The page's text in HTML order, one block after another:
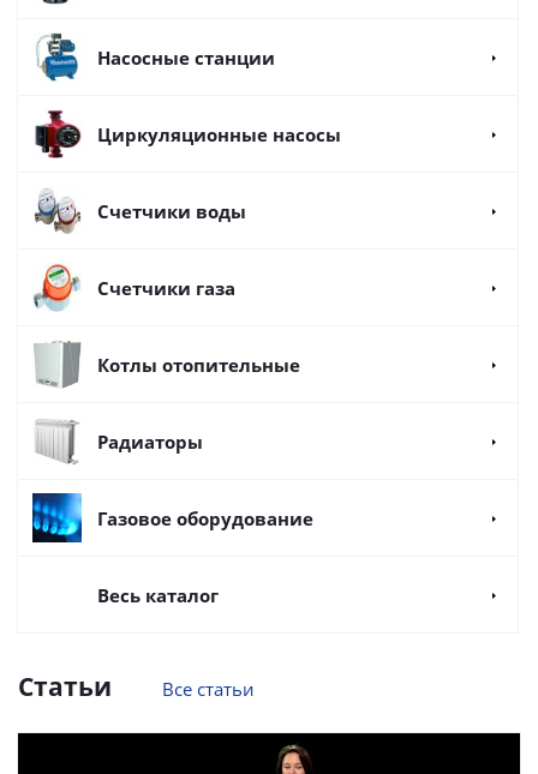
Насосные станции
Циркуляционные насосы
Счетчики воды
Счетчики газа
Котлы отопительные
Радиаторы
Газовое оборудование
Весь каталог
Статьи Все статьи